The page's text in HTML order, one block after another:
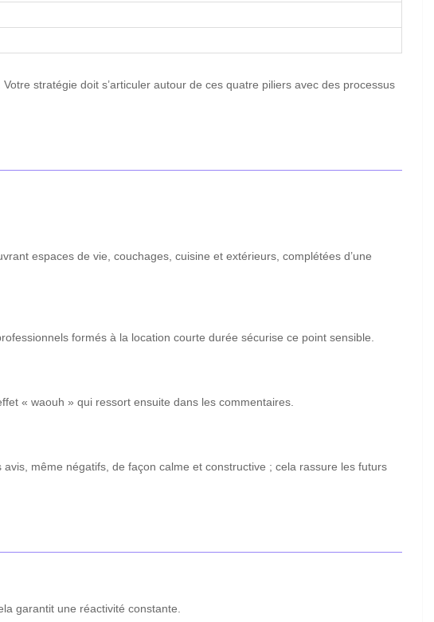
stratégie doit s’articuler autour de ces quatre piliers avec des processus
espaces de vie, couchages, cuisine et extérieurs, complétées d’une
formés à la location courte durée sécurise ce point sensible.
« waouh » qui ressort ensuite dans les commentaires.
même négatifs, de façon calme et constructive ; cela rassure les futurs
garantit une réactivité constante.